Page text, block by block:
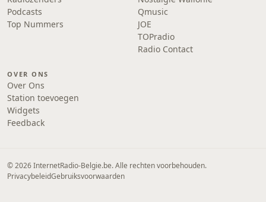
Podcasts
Top Nummers
Qmusic
JOE
TOPradio
Radio Contact
OVER ONS
Over Ons
Station toevoegen
Widgets
Feedback
© 2026 InternetRadio-Belgie.be. Alle rechten voorbehouden.
PrivacybeleidGebruiksvoorwaarden